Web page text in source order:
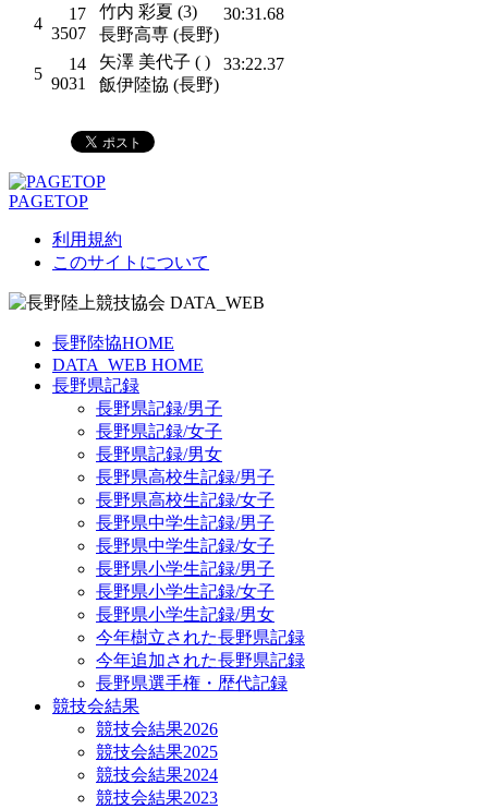
4
17
3507
竹内 彩夏 (3)
長野高専 (長野)
30:31.68
5
14
9031
矢澤 美代子 ( )
飯伊陸協 (長野)
33:22.37
PAGETOP
利用規約
このサイトについて
長野陸協HOME
DATA_WEB HOME
長野県記録
長野県記録/男子
長野県記録/女子
長野県記録/男女
長野県高校生記録/男子
長野県高校生記録/女子
長野県中学生記録/男子
長野県中学生記録/女子
長野県小学生記録/男子
長野県小学生記録/女子
長野県小学生記録/男女
今年樹立された長野県記録
今年追加された長野県記録
長野県選手権・歴代記録
競技会結果
競技会結果2026
競技会結果2025
競技会結果2024
競技会結果2023